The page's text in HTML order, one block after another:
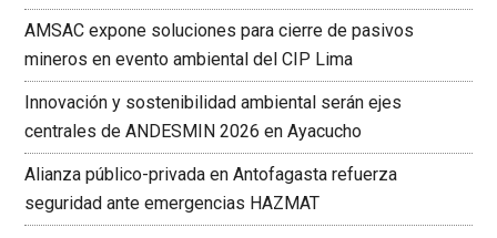
AMSAC expone soluciones para cierre de pasivos
mineros en evento ambiental del CIP Lima
Innovación y sostenibilidad ambiental serán ejes
centrales de ANDESMIN 2026 en Ayacucho
Alianza público-privada en Antofagasta refuerza
seguridad ante emergencias HAZMAT